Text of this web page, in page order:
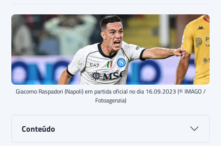
Giacomo Raspadori (Napoli) em partida oficial no dia 16.09.2023 (© IMAGO /
Fotoagenzia)
Conteúdo